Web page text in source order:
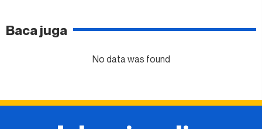
Baca juga
No data was found